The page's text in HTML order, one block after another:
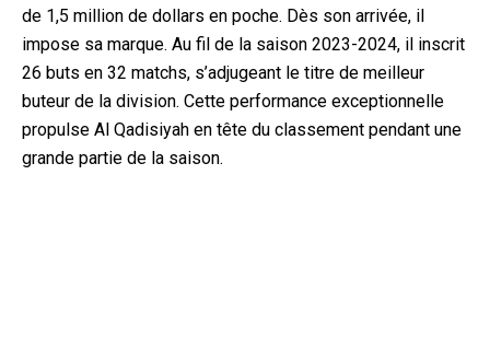
de 1,5 million de dollars en poche. Dès son arrivée, il
impose sa marque. Au fil de la saison 2023-2024, il inscrit
26 buts en 32 matchs, s’adjugeant le titre de meilleur
buteur de la division. Cette performance exceptionnelle
propulse Al Qadisiyah en tête du classement pendant une
grande partie de la saison.